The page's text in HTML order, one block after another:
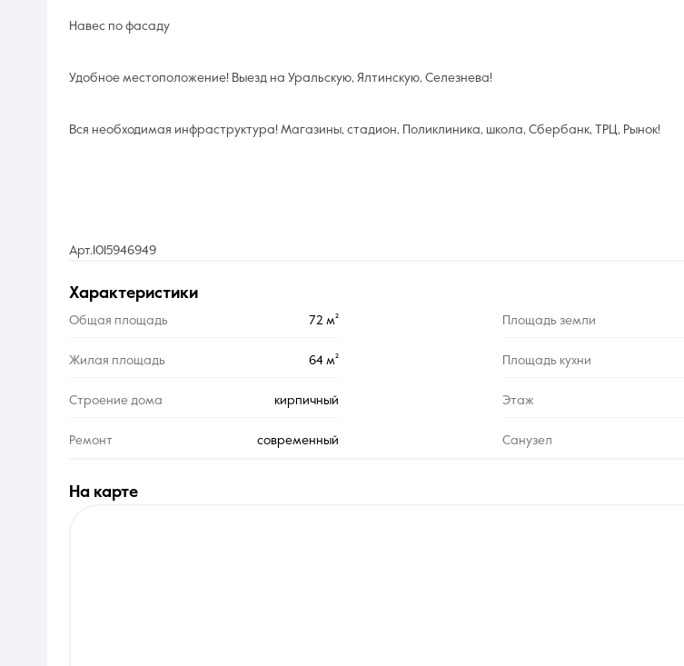
характеристики
Общая площадь 72 м² Площадь земли
Жилая площадь 64 м² Площадь кухни
Строение дома кирпичный Этаж
Ремонт современный Санузел
Навес по фасаду
Удобное местоположение! Выезд на Уральскую, Ялтинскую, Селезнева!
Вся необходимая инфраструктура! Магазины, стадион, Поликлиника, школа, Сбербанк, ТРЦ, Рынок!
Арт.1015946949
на карте